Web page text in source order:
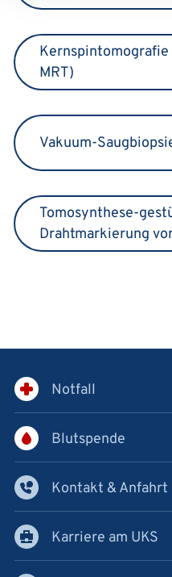
Kernspintomografie
MRT)
Vakuum-
Tomosynthese-
Drahtmarkierung
Notfall
Blutspende
Kontakt & Anfahrt
Karriere am UKS